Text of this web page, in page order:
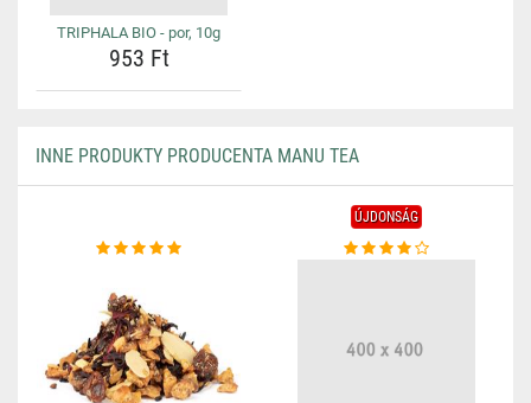
TRIPHALA BIO - por, 10g
953 Ft
INNE PRODUKTY PRODUCENTA MANU TEA
ÚJDONSÁG